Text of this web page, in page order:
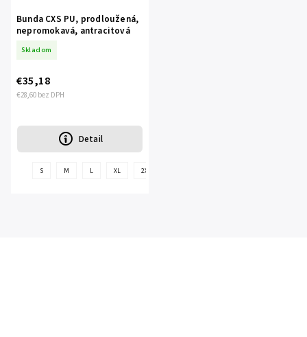
Bunda CXS PU, prodloužená,
nepromokavá, antracitová
Skladom
€28,60 bez DPH
€35,18
Detail
S M L XL 2XL